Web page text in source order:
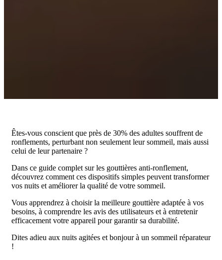
Êtes-vous conscient que près de 30% des adultes souffrent de
ronflements, perturbant non seulement leur sommeil, mais aussi
celui de leur partenaire ?
Dans ce guide complet sur les gouttières anti-ronflement,
découvrez comment ces dispositifs simples peuvent transformer
vos nuits et améliorer la qualité de votre sommeil.
Vous apprendrez à choisir la meilleure gouttière adaptée à vos
besoins, à comprendre les avis des utilisateurs et à entretenir
efficacement votre appareil pour garantir sa durabilité.
Dites adieu aux nuits agitées et bonjour à un sommeil réparateur
!